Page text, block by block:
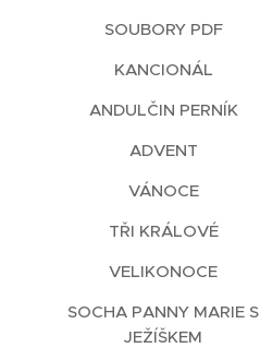
SOUBORY PDF
KANCIONÁL
ANDULČIN PERNÍK
ADVENT
VÁNOCE
TŘI KRÁLOVÉ
VELIKONOCE
SOCHA PANNY MARIE S
JEŽÍŠKEM